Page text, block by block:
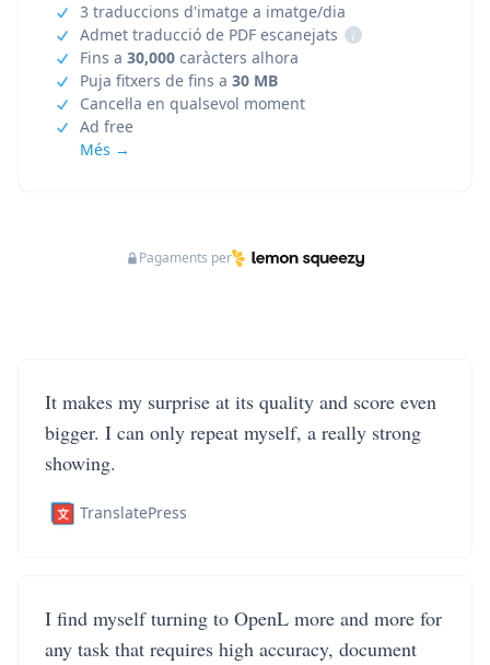
3 traduccions d'imatge a imatge/dia
Admet traducció de PDF escanejats
i
Fins a 30,000 caràcters alhora
Puja fitxers de fins a 30 MB
Cancel·la en qualsevol moment
Ad free
Més →
Pagaments per
It makes my surprise at its quality and score even
bigger. I can only repeat myself, a really strong
showing.
TranslatePress
I find myself turning to OpenL more and more for
any task that requires high accuracy, document